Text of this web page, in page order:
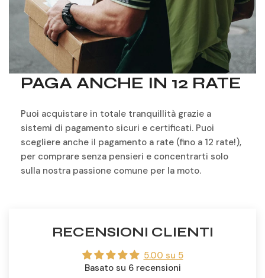
PAGA ANCHE IN 12 RATE
Puoi acquistare in totale tranquillità grazie a
sistemi di pagamento sicuri e certificati. Puoi
scegliere anche il pagamento a rate (fino a 12 rate!),
per comprare senza pensieri e concentrarti solo
sulla nostra passione comune per la moto.
RECENSIONI CLIENTI
5.00 su 5
Basato su 6 recensioni